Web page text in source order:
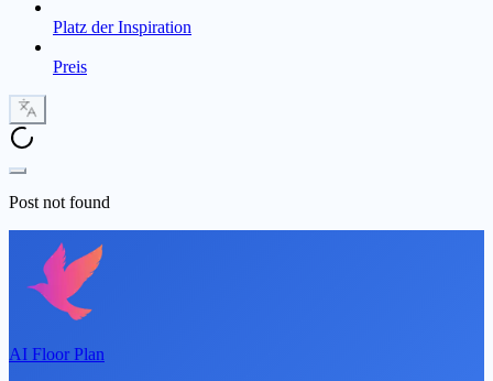
Platz der Inspiration
Preis
Post not found
AI Floor Plan